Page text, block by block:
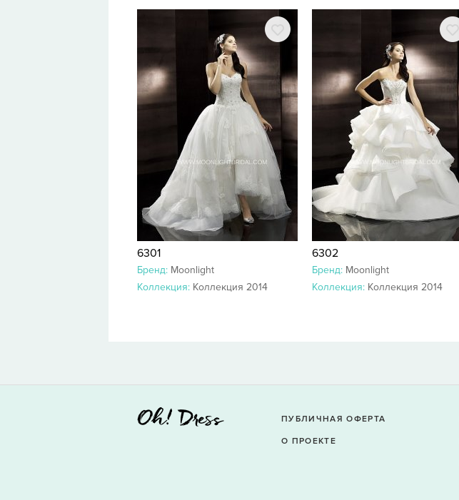
6301
Бренд: Moonlight
Коллекция: Коллекция 2014
6302
Бренд: Moonlight
Коллекция: Коллекция 2014
ПУБЛИЧНАЯ ОФЕРТА
О ПРОЕКТЕ